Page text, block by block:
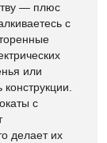
— плюс
с
или
с
делает их